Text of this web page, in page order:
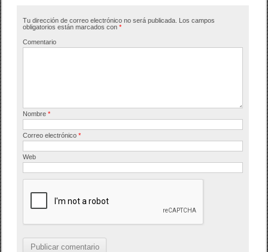
o
o
tir
Tu dirección de correo electrónico no será publicada. Los campos
obligatorios están marcados con*
Comentario
Nombre*
Correo electrónico*
Web